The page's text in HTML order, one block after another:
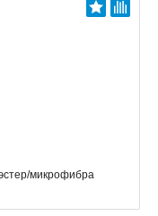
микрофибра